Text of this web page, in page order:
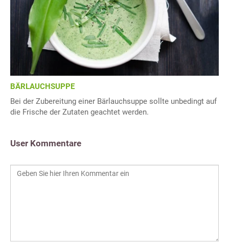
BÄRLAUCHSUPPE
Bei der Zubereitung einer Bärlauchsuppe sollte unbedingt auf
die Frische der Zutaten geachtet werden.
User Kommentare